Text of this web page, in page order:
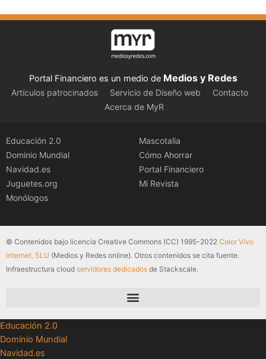
Portal Financiero es un medio de Medios y Redes
Artículos patrocinados Servicio de Diseño web
Contacto
Acerca de MyR
Educación 2.0
Dominio Mundial
Navidad.es
Juguetes.org
Monólogos
Mascotalia
Cómo Ahorrar
Portal Financiero
Mi Revista
© Contenidos bajo licencia Creative Commons (CC) 1995-2022 Color Vivo
Internet, SLU (Medios y Redes online). Otros contenidos se cita fuente.
Infraestructura cloud servidores dedicados de Stackscale.
Educación 2.0
Dominio Mundial
Navidad.es